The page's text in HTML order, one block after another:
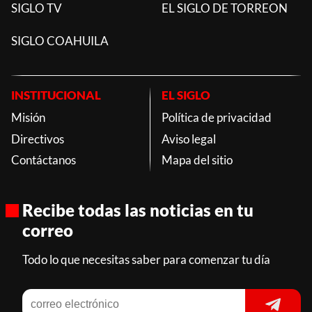
SIGLO TV EL SIGLO DE TORREON
SIGLO COAHUILA
INSTITUCIONAL
Misión
Directivos
Contáctanos
EL SIGLO
Política de privacidad
Aviso legal
Mapa del sitio
Recibe todas las noticias en tu
correo
Todo lo que necesitas saber para comenzar tu día